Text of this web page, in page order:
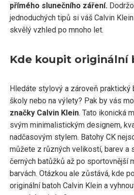
přímého slunečního záření.
jednoduchých tipů si váš Calvin
skvělý vzhled po mnoho let.
Kde koupit originální
Hledáte stylový a zároveň praktický
školy nebo na výlety? Pak by vás
značky Calvin Klein. Tato ikonická
svým minimalistickým designem,
nadčasovým stylem. Batohy CK
můžete z různých velikostí, barev a
černých batůžků až po sportovnější
barvách. Otázkou ale zůstává, kde
originální batoh Calvin Klein a